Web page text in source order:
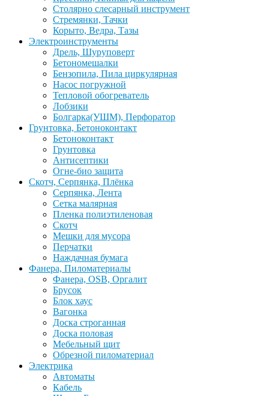
Столярно слесарный инструмент
Стремянки, Тачки
Корыто, Ведра, Тазы
Электроинструменты
Дрель, Шуруповерт
Бетономешалки
Бензопила, Пила циркулярная
Насос погружной
Тепловой обогреватель
Лобзики
Болгарка(УШМ), Перфоратор
Грунтовка, Бетоноконтакт
Бетоноконтакт
Грунтовка
Антисептики
Огне-био защита
Скотч, Серпянка, Плёнка
Серпянка, Лента
Сетка малярная
Пленка полиэтиленовая
Скотч
Мешки для мусора
Перчатки
Наждачная бумага
Фанера, Пиломатериалы
Фанера, OSB, Оргалит
Брусок
Блок хаус
Вагонка
Доска строганная
Доска половая
Мебельный щит
Обрезной пиломатериал
Электрика
Автоматы
Кабель